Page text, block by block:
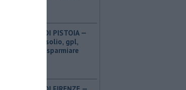
PROVINCIA DI PISTOIA — ​
Benzina, gasolio, gpl,
ecco dove risparmiare